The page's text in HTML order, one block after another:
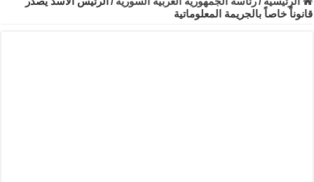
الوزير الشيباني يبحث في باريس تعزيز الاستقرار في سوريا
قانوناً خاصاً بالجريمة المعلوماتية